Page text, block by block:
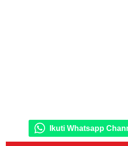
Ikuti Whatsapp